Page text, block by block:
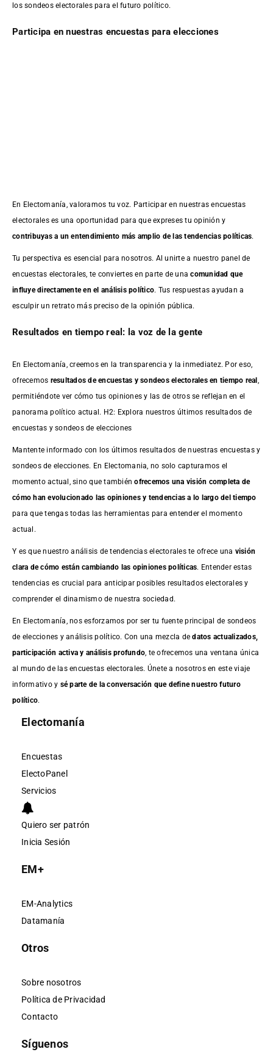
los sondeos electorales para el futuro político.
Participa en nuestras encuestas para elecciones
En Electomanía, valoramos tu voz. Participar en nuestras encuestas
electorales es una oportunidad para que expreses tu opinión y
contribuyas a un entendimiento más amplio de las tendencias políticas.
Tu perspectiva es esencial para nosotros. Al unirte a nuestro panel de
encuestas electorales, te conviertes en parte de unacomunidad que
influye directamente en el análisis político. Tus respuestas ayudan a
esculpir un retrato más preciso de la opinión pública.
Resultados en tiempo real: la voz de la gente
En Electomanía, creemos en la transparencia y la inmediatez. Por eso,
ofrecemos resultados deencuestas y sondeos electorales en tiempo real
permitiéndote ver cómo tus opiniones y las de otros se reflejan en el
panorama político actual. H2: Explora nuestros últimos resultados de
encuestas y sondeos de elecciones
Mantente informado con los últimos resultados de nuestras encuestasy
sondeos de elecciones. En Electomania, no solo capturamos el
momento actual, sino que tambiénofrecemos una visión completa de
cómo han evolucionado las opiniones y tendencias a lo largo del tiempo
para que tengas todas las herramientas para entender el momento
actual.
Y es que nuestro análisis de tendencias electorales te ofrece una visión
clara de cómo están cambiando las opiniones políticas. Entender estas
tendencias es crucial para anticipar posibles resultados electorales y
comprender el dinamismo de nuestra sociedad.
En Electomanía, nos esforzamos por ser tu fuente principal de sondeos
de elecciones y análisis político. Con una mezcla dedatos actualizados,
participación activa y análisis profundo , te ofrecemos una ventana única
al mundo de las encuestas electorales. Únete a nosotros en este viaje
informativo y sé parte de la conversación que define nuestro futuro
político.
Electomanía
Encuestas
ElectoPanel
Servicios
Quiero ser patrón
Inicia Sesión
EM+
EM-Analytics
Datamanía
Otros
Sobre nosotros
Política de Privacidad
Contacto
Síguenos